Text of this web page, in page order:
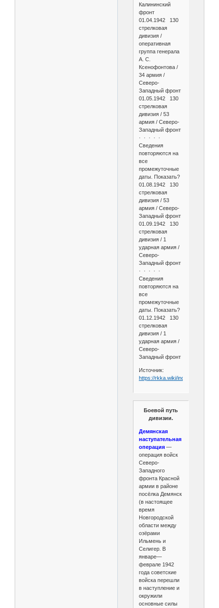
Калининский
фронт
01.04.1942 130
стрелковая
дивизия /
оперативная
группа генерала
А. С.
Ксенофонтова /
34 армия /
Северо-
Западный фронт
01.05.1942 130
стрелковая
дивизия / 53
армия / Северо-
Западный фронт
· · · · ·
Сведения
повторяются на
все
промежуточные
даты. Показать?
01.08.1942 130
стрелковая
дивизия / 53
армия / Северо-
Западный фронт
01.09.1942 130
стрелковая
дивизия / 1
ударная армия /
Северо-
Западный фронт
· · · · ·
Сведения
повторяются на
все
промежуточные
даты. Показать?
01.12.1942 130
стрелковая
дивизия / 1
ударная армия /
Северо-
Западный фронт
Источник:
https://rkka.wiki/index.php/
Боевой путь
дивизии.
Демянская
наступательная
операция—
операция войск
Северо-
Западного
фронта Красной
армии в районе
посёлка Демянск
(в настоящее
время
Новгородской
области между
озёрами
Ильмень и
Селигер. В
январе—
феврале 1942
года советские
войска перешли
в наступление и
окружили
основные силы